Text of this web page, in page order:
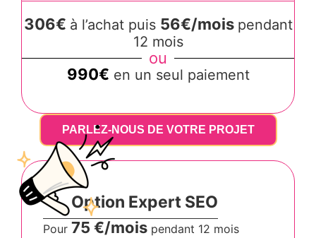
306€ à l’achat puis 56€/mois pendant
12 mois
ou
990€ en un seul paiement
PARLEZ-NOUS DE VOTRE PROJET
Option Expert SEO
Pour 75 €/mois pendant 12 mois